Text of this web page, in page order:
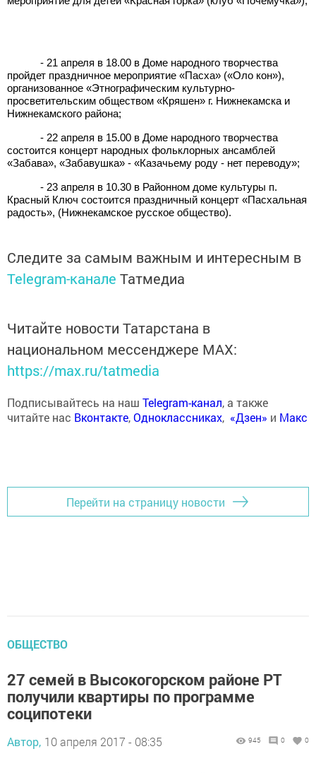
- 21 апреля в 18.00 в Доме народного творчества
пройдет праздничное мероприятие «Пасха» («Оло кон»),
организованное «Этнографическим культурно-
просветительским обществом «Кряшен» г. Нижнекамска и
Нижнекамского района;
- 22 апреля в 15.00 в Доме народного творчества
состоится концерт народных фольклорных ансамблей
«Забава», «Забавушка» - «Казачьему роду - нет переводу»;
- 23 апреля в 10.30 в Районном доме культуры п.
Красный Ключ состоится праздничный концерт «Пасхальная
радость», (Нижнекамское русское общество).
Следите за самым важным и интересным в
Telegram-канале Татмедиа
Читайте новости Татарстана в
национальном мессенджере MАХ:
https://max.ru/tatmedia
Подписывайтесь на наш Telegram-канал, а также
читайте нас Вконтакте,Одноклассниках, «Дзен» и Макс
Перейти на страницу новости
ОБЩЕСТВО
27 семей в Высокогорском районе РТ
получили квартиры по программе
соципотеки
Автор, 10 апреля 2017 - 08:35 945 0 0